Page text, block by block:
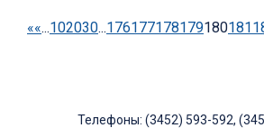
««...102030...176177178179180181
Телефоны: (3452) 593-592,